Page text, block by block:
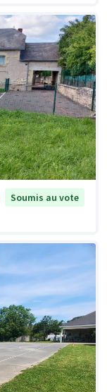
Soumis au vote